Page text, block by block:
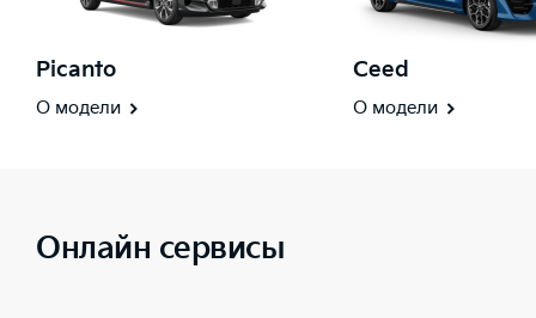
Picanto
О модели
Ceed
О модели
Онлайн сервисы